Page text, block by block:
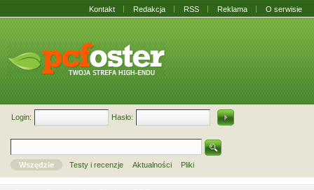
Kontakt Redakcja RSS Reklama O serwisie
Login: Hasło:
Wszędzie Testy i recenzje Aktualności Pliki